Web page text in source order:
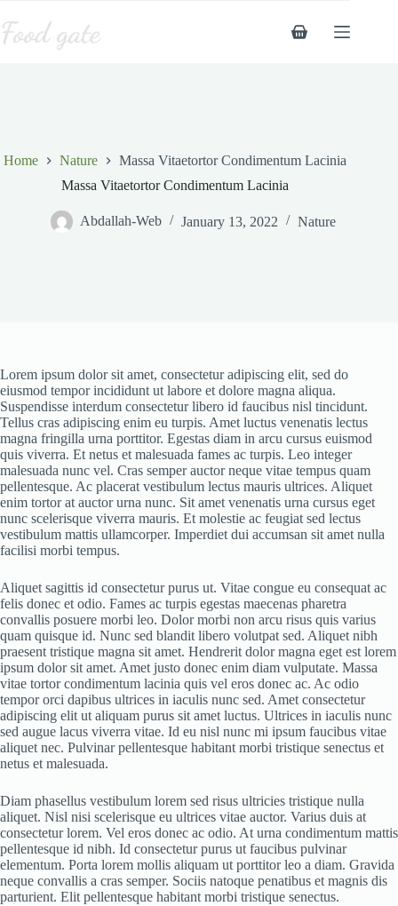
to
content
Shopping
Home Nature
Massa Vitaetortor Condimentum Lacinia
Massa Vitaetortor Condimentum Lacinia
Abdallah-Web January 13, 2022 Nature
Lorem ipsum dolor sit amet, consectetur adipiscing elit, sed do
eiusmod tempor incididunt ut labore et dolore magna aliqua.
Suspendisse interdum consectetur libero id faucibus nisl tincidunt.
Tellus cras adipiscing enim eu turpis. Amet luctus venenatis lectus
magna fringilla urna porttitor. Egestas diam in arcu cursus euismod
quis viverra. Et netus et malesuada fames ac turpis. Leo integer
malesuada nunc vel. Cras semper auctor neque vitae tempus quam
pellentesque. Ac placerat vestibulum lectus mauris ultrices. Aliquet
enim tortor at auctor urna nunc. Sit amet venenatis urna cursus eget
nunc scelerisque viverra mauris. Et molestie ac feugiat sed lectus
vestibulum mattis ullamcorper. Imperdiet dui accumsan sit amet nulla
facilisi morbi tempus.
Aliquet sagittis id consectetur purus ut. Vitae congue eu consequat ac
felis donec et odio. Fames ac turpis egestas maecenas pharetra
convallis posuere morbi leo. Dolor morbi non arcu risus quis varius
quam quisque id. Nunc sed blandit libero volutpat sed. Aliquet nibh
praesent tristique magna sit amet. Hendrerit dolor magna eget est lorem
ipsum dolor sit amet. Amet justo donec enim diam vulputate. Massa
vitae tortor condimentum lacinia quis vel eros donec ac. Ac odio
tempor orci dapibus ultrices in iaculis nunc sed. Amet consectetur
adipiscing elit ut aliquam purus sit amet luctus. Ultrices in iaculis nunc
sed augue lacus viverra vitae. Id eu nisl nunc mi ipsum faucibus vitae
aliquet nec. Pulvinar pellentesque habitant morbi tristique senectus et
netus et malesuada.
Diam phasellus vestibulum lorem sed risus ultricies tristique nulla
aliquet. Nisl nisi scelerisque eu ultrices vitae auctor. Varius duis at
consectetur lorem. Vel eros donec ac odio. At urna condimentum mattis
pellentesque id nibh. Id consectetur purus ut faucibus pulvinar
elementum. Porta lorem mollis aliquam ut porttitor leo a diam. Gravida
neque convallis a cras semper. Sociis natoque penatibus et magnis dis
parturient. Elit pellentesque habitant morbi tristique senectus.